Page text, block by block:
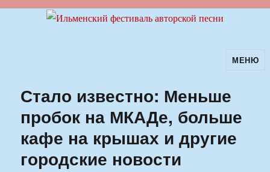
Ильменский фестиваль авторскойМЕНЮ
Стало известно: Меньше
пробок на МКАДе, больше
кафе на крышах и другие
городские новости